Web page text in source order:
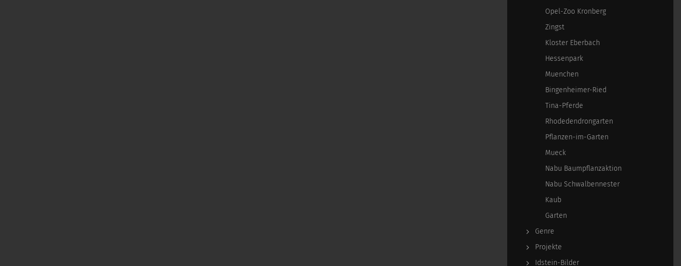
Opel-Zoo Kronberg
Zingst
Kloster Eberbach
Hessenpark
Muenchen
Bingenheimer-Ried
Tina-Pferde
Rhodedendrongarten
Pflanzen-im-Garten
Mueck
Nabu Baumpflanzaktion
Nabu Schwalbennester
Kaub
Garten
Genre
Projekte
Idstein-Bilder